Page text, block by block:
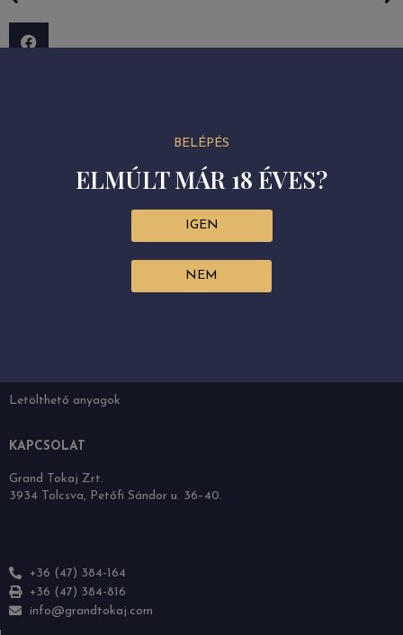
Letölthető anyagok
KAPCSOLAT
Grand Tokaj Zrt.
3934 Tolcsva, Petőfi Sándor u. 36–40.
+36 (47) 384-164
+36 (47) 384-816
info@grandtokaj.com
BELÉPÉS
ELMÚLT MÁR 18 ÉVES?
IGEN
NEM